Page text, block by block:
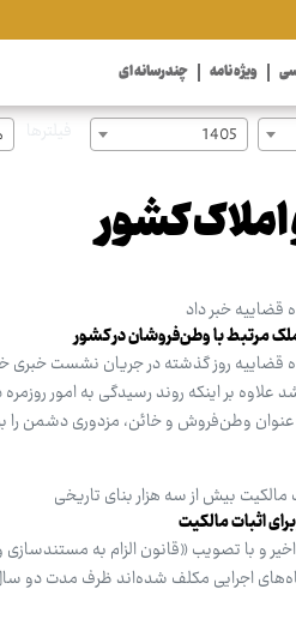
ویژه نامه چندرسانه ای
1405
کشور
خبر داد
روز گذشته در جریان نشست خبری
بر اینکه روند رسیدگی به امور
عنوان وطن‌فروش و خائن، مزدوری دشمن را بر
بیش از سه هزار بنای تاریخی
اثبات مالکیت
اجرایی مکلف شده‌اند ظرف مدت دو